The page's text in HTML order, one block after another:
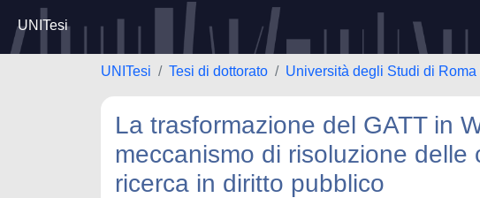
UNITesi
UNITesi Tesi di dottorato Università degli Studi di
La trasformazione del GATT in
meccanismo di risoluzione
ricerca in diritto pubblico